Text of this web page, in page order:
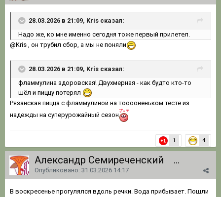
28.03.2026 в 21:09, Kris сказал:
Надо же, ко мне именно сегодня тоже первый прилетел.
@Kris , он трубил сбор, а мы не поняли
28.03.2026 в 21:09, Kris сказал:
фламмулина здоровская! Двухмерная - как будто кто-то
шёл и пиццу потерял
Рязанская пицца с фламмулиной на тооооненьком тесте из
надежды на суперурожайный сезон
1 4
Александр Семиреченский 1 062
Опубликовано: 31.03.2026 14:17
В воскресенье прогулялся вдоль речки. Вода прибывает. Пошли